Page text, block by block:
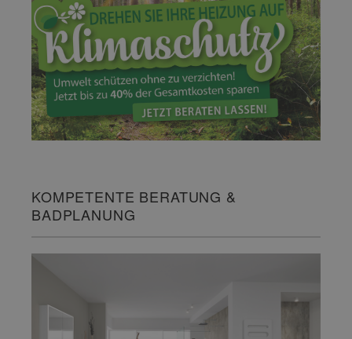
KOMPETENTE BERATUNG &
BADPLANUNG